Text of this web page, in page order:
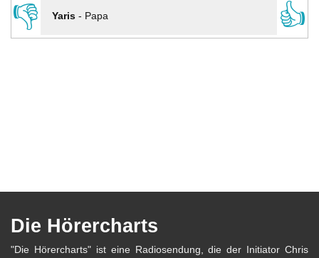
👎
Yaris- Papa 👍
Die Hörercharts
"Die Hörercharts" ist eine Radiosendung, die der Initiator Chris